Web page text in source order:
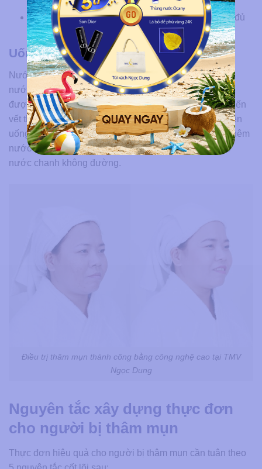
Trái cây ưu tiên:việt quất, lựu, cà chua, xoài, đu đủ
(giàu enzyme papain hỗ trợ tẩy tế bào chết nhẹ)
Uống đủ nước mỗi ngày
Nước chiếm 64% cấu trúc tế bào da. Khi cơ thể thiếu
nước, tuần hoàn vi mạch da kém, tế bào da mới không
được nuôi dưỡng đủ, quá trình thải độc chậm lại — khiến
vết thâm lâu mờ hơn. Người đang điều trị thâm mụn nên
uống tối thiểu 2 lít nước lọc mỗi ngày, có thể bổ sung thêm
nước ép rau củ ít đường, trà xanh không đường hoặc
nước chanh không đường.
Điều trị thâm mụn thành công bằng công nghệ cao tại TMV
Ngọc Dung
Nguyên tắc xây dựng thực đơn
cho người bị thâm mụn
Thực đơn hiệu quả cho người bị thâm mụn cần tuân theo